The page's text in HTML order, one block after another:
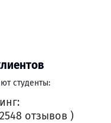
студенты:
2548 отзывов )